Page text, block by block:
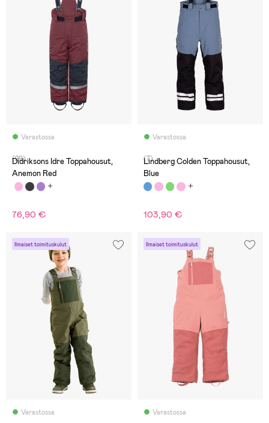
Varastossa
(29)
Didriksons Idre Toppahousut,
Anemon Red
76,90 €
Varastossa
(7)
Lindberg Colden Toppahousut,
Blue
103,90 €
Ilmaiset toimituskulut
Varastossa
Ilmaiset toimituskulut
Varastossa